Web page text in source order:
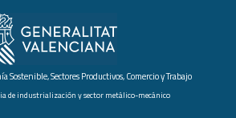
Sostenible, Sectores Productivos, Comercio y Trabajo
de industrialización y sector metálico-mecánico